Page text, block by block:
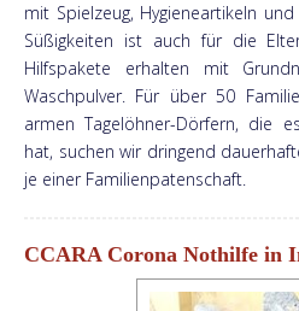
mit Spielzeug, Hygieneartikeln
Süßigkeiten ist auch für die
Hilfspakete erhalten mit
Waschpulver. Für über 50
armen Tagelöhner-Dörfern, die
hat, suchen wir dringend
je einer Familienpatenschaft.
CCARA Corona Nothilfe in